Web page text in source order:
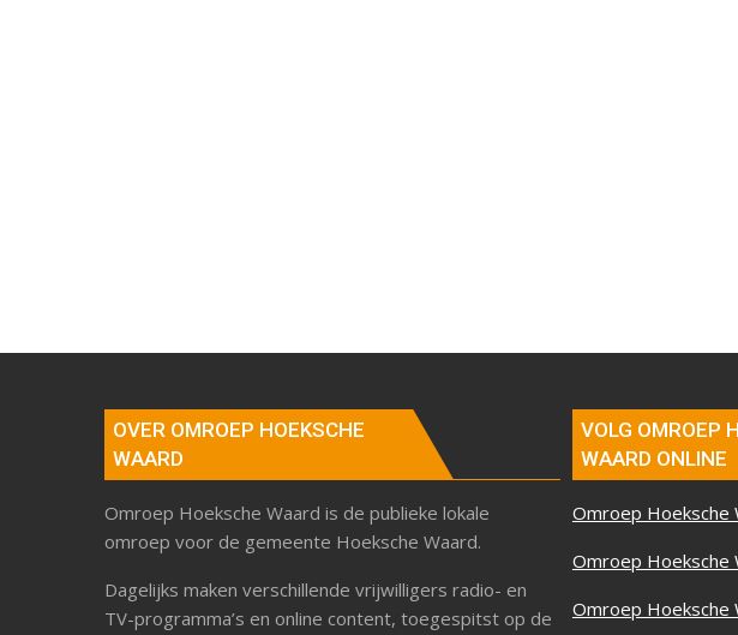
OVER OMROEP HOEKSCHE
WAARD
Omroep Hoeksche Waard is de publieke lokale
omroep voor de gemeente Hoeksche Waard.
Dagelijks maken verschillende vrijwilligers radio- en
TV-programma’s en online content, toegespitst op de
VOLG OMROEP
WAARD ONLINE
Omroep Hoeksche
Omroep
Omroep Hoeksche